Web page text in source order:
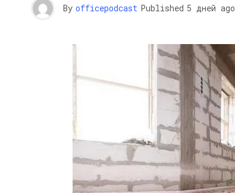
By officepodcast Published 5 дней ago